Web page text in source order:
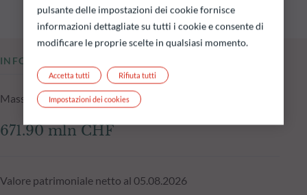
INFORMAZIONI CHIAVE
Masse in gestione del fondo al 05.08.2026
671.90 mln CHF
Valore patrimoniale netto al 05.08.2026
pulsante delle impostazioni dei cookie fornisce
informazioni dettagliate su tutti i cookie e consente di
modificare le proprie scelte in qualsiasi momento.
Rifiuta tutti
Accetta tutti
Impostazioni dei cookies